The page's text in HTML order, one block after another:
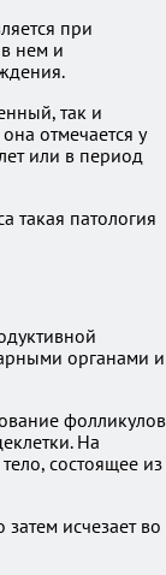
при
нем и
так и
отмечается у
или в период
такая патология
органами и
фолликулов
На
состоящее из
исчезает во